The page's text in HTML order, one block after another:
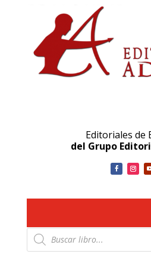
Editoriales de
del Grupo
Búsqueda
de
productos